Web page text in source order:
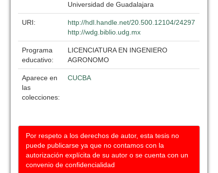
Universidad de Guadalajara
URI:
http://hdl.handle.net/20.500.12104/24297
http://wdg.biblio.udg.mx
Programa
educativo:
LICENCIATURA EN INGENIERO
AGRONOMO
Aparece en
las
colecciones:
CUCBA
Por respeto a los derechos de autor, esta tesis no
puede publicarse ya que no contamos con la
autorización explícita de su autor o se cuenta con un
convenio de confidencialidad